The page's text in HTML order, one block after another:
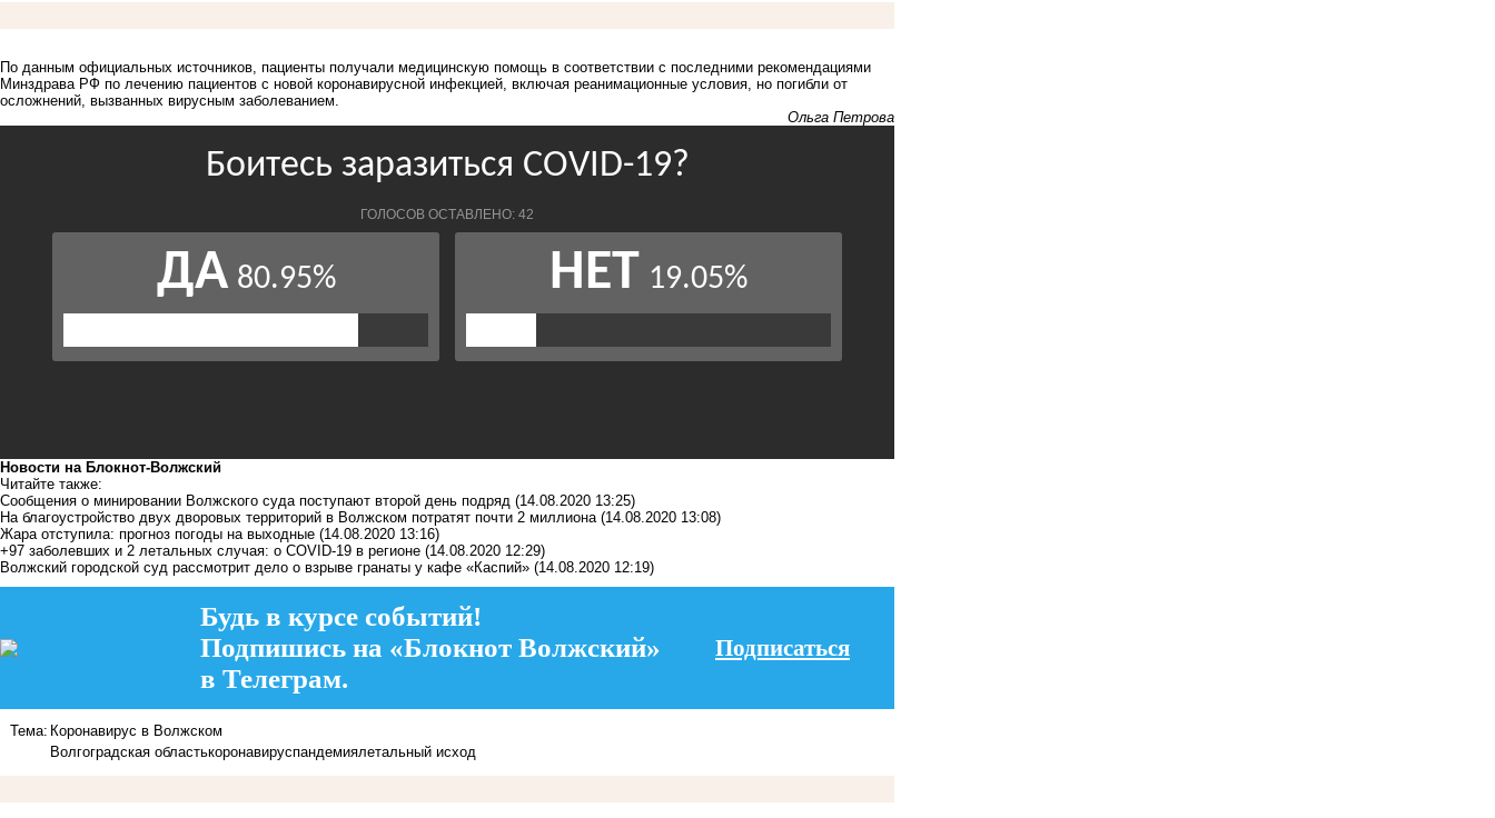
По данным официальных источников, пациенты получали медицинскую помощь в соответствии с последними рекомендациями
Минздрава РФ по лечению пациентов с новой коронавирусной инфекцией, включая реанимационные условия, но погибли от
осложнений, вызванных вирусным заболеванием.
Ольга Петрова
Новости на Блoкнoт-Волжский
Читайте также:
Сообщения о минировании Волжского суда поступают второй день подряд (14.08.2020 13:25)
На благоустройство двух дворовых территорий в Волжском потратят почти 2 миллиона (14.08.2020 13:08)
Жара отступила: прогноз погоды на выходные (14.08.2020 13:16)
+97 заболевших и 2 летальных случая: о COVID-19 в регионе (14.08.2020 12:29)
Волжский городской суд рассмотрит дело о взрыве гранаты у кафе «Каспий» (14.08.2020 12:19)
Будь в курсе событий!
Подпишись на «Блокнот Волжский»
в Телеграм.
Подписаться
Тема: Коронавирус в Волжском
Волгоградская областькоронавируспандемиялетальный исход